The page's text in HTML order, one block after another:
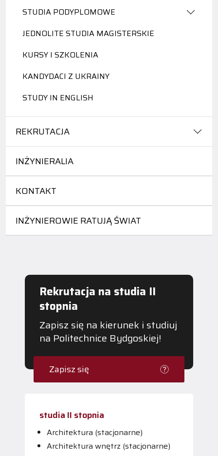
STUDIA PODYPLOMOWE
JEDNOLITE STUDIA MAGISTERSKIE
KURSY I SZKOLENIA
KANDYDACI Z UKRAINY
STUDY IN ENGLISH
REKRUTACJA
INŻYNIERALIA
KONTAKT
INŻYNIEROWIE RATUJĄ ŚWIAT
Rekrutacja na studia II
stopnia
Zapisz się na kierunek i studiuj
na Politechnice Bydgoskiej!
Zapisz się
studia II stopnia
Architektura (stacjonarne)
Architektura wnętrz (stacjonarne)